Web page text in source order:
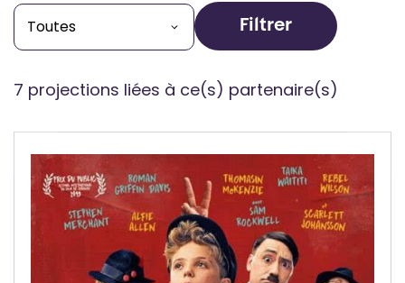
Filtrer
7 projections liées à ce(s) partenaire(s)